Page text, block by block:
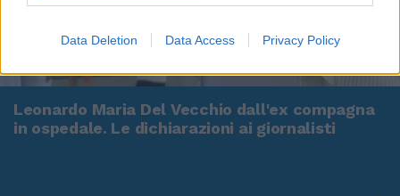
Data Deletion Data Access Privacy Policy
Leonardo Maria Del Vecchio dall'ex compagna
in ospedale. Le dichiarazioni ai giornalisti